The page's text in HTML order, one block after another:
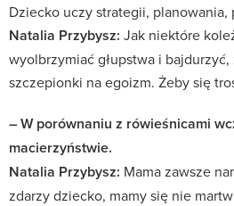
Dziecko uczy strategii,
Natalia Przybysz: Jak niektóre
wyolbrzymiać głupstwa i
szczepionki na egoizm. Żeby się
– W porównaniu z rówieśnicami
macierzyństwie.
Natalia Przybysz: Mama zawsze
zdarzy dziecko, mamy się nie